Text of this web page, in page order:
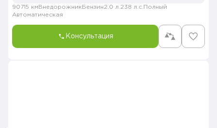
90715 км Внедорожник Бензин2.0 л. 238 л.с. Полный
Автоматическая
Консультация